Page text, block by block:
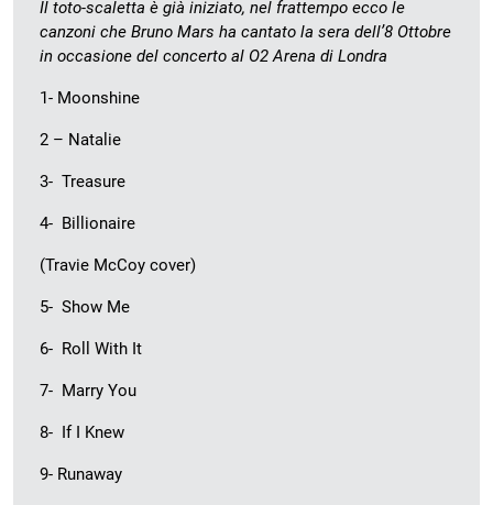
Il toto-scaletta è già iniziato, nel frattempo ecco le
canzoni che Bruno Mars ha cantato la sera dell’8 Ottobre
in occasione del concerto al O2 Arena di Londra
1- Moonshine
2 – Natalie
3- Treasure
4- Billionaire
(Travie McCoy cover)
5- Show Me
6- Roll With It
7- Marry You
8- If I Knew
9- Runaway